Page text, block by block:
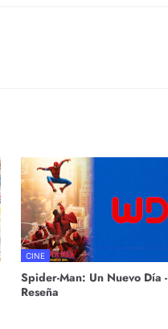
CINE
Spider-Man: Un Nuevo Día -
Reseña